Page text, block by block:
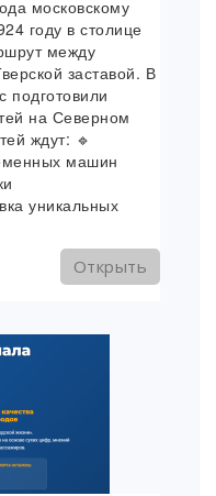
московскому
году в столице
между
заставой. В
подготовили
на Северном
ждут: 🔹
машин
уникальных
Открыть